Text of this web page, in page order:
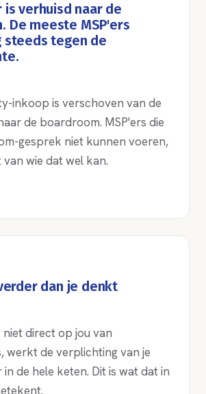
is verhuisd naar de
De meeste MSP'ers
steeds tegen de
inkoop is verschoven van de
de boardroom. MSP'ers die
gesprek niet kunnen voeren,
wie dat wel kan.
dan je denkt
niet direct op jou van
werkt de verplichting van je
de hele keten. Dit is wat dat in